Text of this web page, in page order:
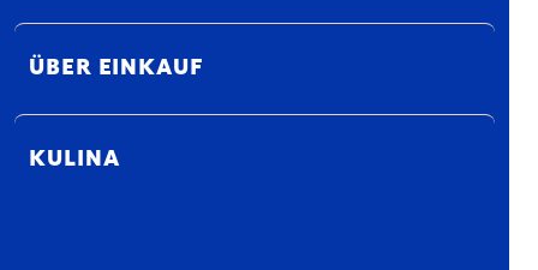
ÜBER EINKAUF
KULINA